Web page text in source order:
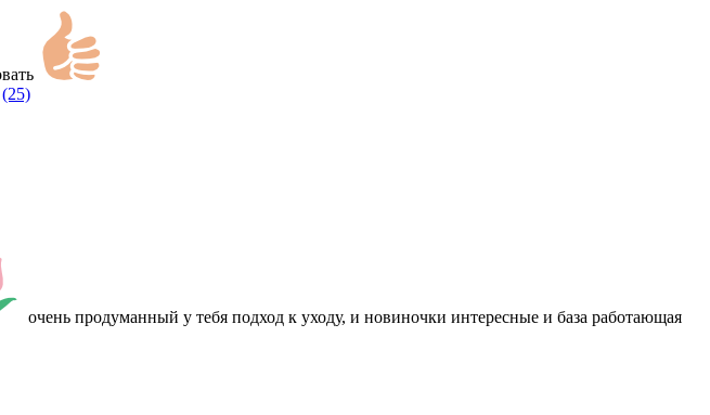
(25)
очень продуманный у тебя подход к уходу, и новиночки интересные и база работающая